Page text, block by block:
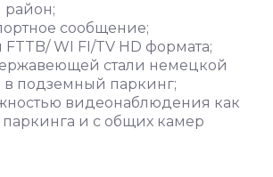
сообщение;
WI FI/TV HD формата;
стали немецкой
подземный паркинг;
видеонаблюдения как
и с общих камер